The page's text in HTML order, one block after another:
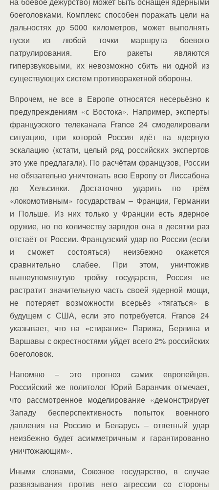
боеголовками. Комплекс способен поражать цели на
дальностях до 5000 километров, может выполнять
пуски из любой точки маршрута боевого
патрулирования. Его ракеты являются
гиперзвуковыми, их невозможно сбить ни одной из
существующих систем противоракетной обороны.
Впрочем, не все в Европе относятся несерьёзно к
предупреждениям «с Востока». Например, эксперты
французского телеканала France 24 смоделировали
ситуацию, при которой Россия идёт на ядерную
эскалацию (кстати, целый ряд российских экспертов
это уже предлагали). По расчётам французов, России
не обязательно уничтожать всю Европу от Лиссабона
до Хельсинки. Достаточно ударить по трём
«локомотивным» государствам – Франции, Германии
и Польше. Из них только у Франции есть ядерное
оружие, но по количеству зарядов она в десятки раз
отстаёт от России. Французский удар по России (если
и сможет состояться) неизбежно окажется
сравнительно слабее. При этом, уничтожив
вышеупомянутую тройку государств, Россия не
растратит значительную часть своей ядерной мощи,
не потеряет возможности всерьёз «тягаться» в
будущем с США, если это потребуется. France 24
указывает, что на «стирание» Парижа, Берлина и
Варшавы с окрестностями уйдет всего 2% российских
боеголовок.
Напомню – это прогноз самих европейцев.
Российский же политолог Юрий Баранчик отмечает,
что рассмотренное моделирование «демонстрирует
Западу бесперспективность попыток военного
давления на Россию и Беларусь – ответный удар
неизбежно будет асимметричным и гарантированно
уничтожающим».
Иными словами, Союзное государство, в случае
развязывания против него агрессии со стороны